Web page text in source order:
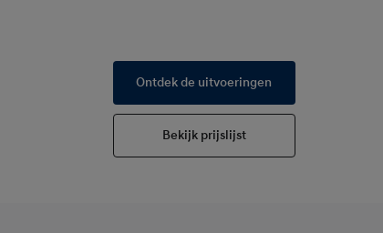
Ontdek de uitvoeringen
Bekijk prijslijst